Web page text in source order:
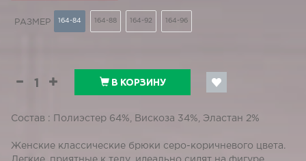
РАЗМЕР 164-84 164-88 164-92 164-96
В КОРЗИНУ
Состав : Полиэстер 64%, Вискоза 34%, Эластан 2%
Женские классические брюки серо-коричневого цвета.